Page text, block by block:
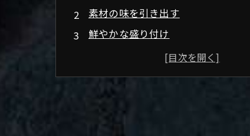
素材の味を引き出す
鮮やかな盛り付け
美味しく食べるためのコツ
おしゃれで健康的な一品